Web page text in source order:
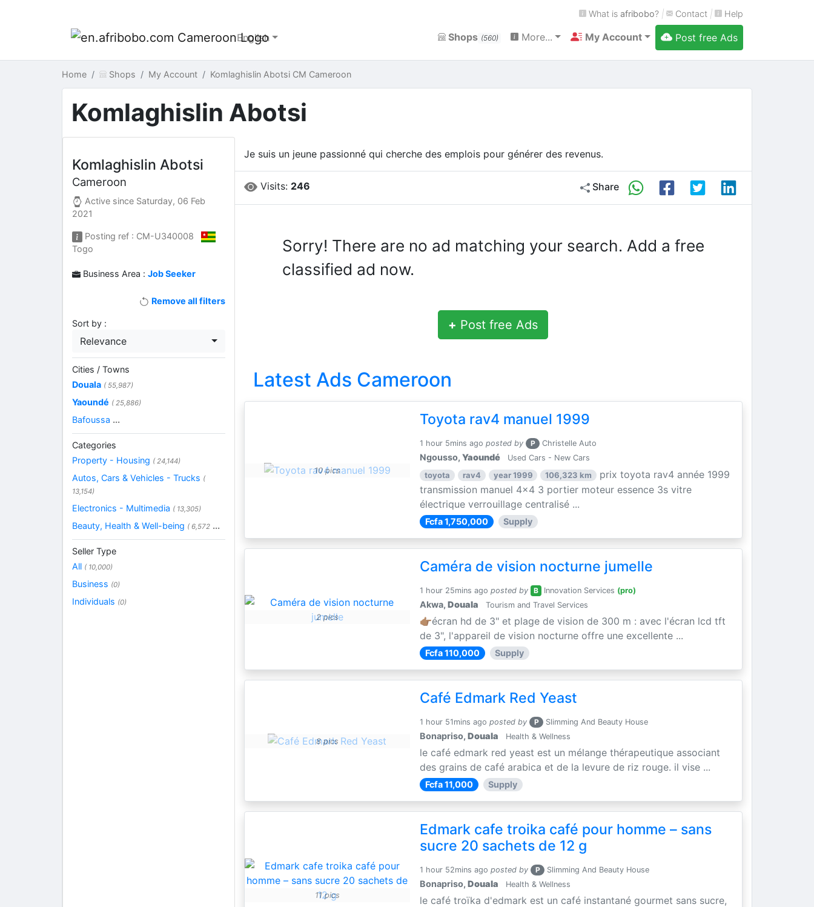
What is afribobo? | Contact | Help
English Shops (560) More... My Account Post free Ads
Home Shops My Account Komlaghislin Abotsi CM Cameroon
Komlaghislin Abotsi
Je suis un jeune passionné qui cherche des emplois pour générer des revenus.
Visits: 246 Share
Sorry! There are no ad matching your search. Add a free
classified ad now.
+ Post free Ads
Latest Ads Cameroon
10 pics
Toyota rav4 manuel 1999
1 hour 5mins ago posted by P Christelle Auto
Ngousso,Yaoundé Used Cars - New Cars
toyota rav4 year 1999 106,323 km
prix toyota rav4 année 1999
transmission manuel 4x4 3 portier moteur essence 3s vitre
électrique verrouillage centralisé ...
Fcfa 1,750,000 Supply
2 pics
Caméra de vision nocturne jumelle
1 hour 25mins ago posted by B Innovation Services (pro)
Akwa,Douala Tourism and Travel Services
👉🏽écran hd de 3" et plage de vision de 300 m : avec l'écran lcd tft
de 3", l'appareil de vision nocturne offre une excellente ...
Fcfa 110,000 Supply
8 pics
Café Edmark Red Yeast
1 hour 51mins ago posted by P Slimming And Beauty House
Bonapriso,Douala Health & Wellness
le café edmark red yeast est un mélange thérapeutique associant
des grains de café arabica et de la levure de riz rouge. il vise ...
Fcfa 11,000 Supply
11 pics
Edmark cafe troika café pour homme – sans
sucre 20 sachets de 12 g
1 hour 52mins ago posted by P Slimming And Beauty House
Bonapriso,Douala Health & Wellness
le café troïka d'edmark est un café instantané gourmet sans sucre,
Komlaghislin Abotsi
Cameroon
Active since Saturday, 06 Feb
2021
Posting ref : CM-U340008
Togo
Business Area :Job Seeker
Remove all filters
Sort by :
Relevance
Cities / Towns
Douala ( 55,987)
Yaoundé ( 25,886)
Bafoussa ...
Categories
Property - Housing ( 24,144)
Autos, Cars & Vehicles - Trucks (
13,154)
Electronics - Multimedia ( 13,305)
Beauty, Health & Well-being ( 6,572 ...
Seller Type
All ( 10,000)
Business (0)
Individuals (0)